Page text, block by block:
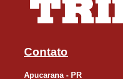
Contato
Apucarana - PR